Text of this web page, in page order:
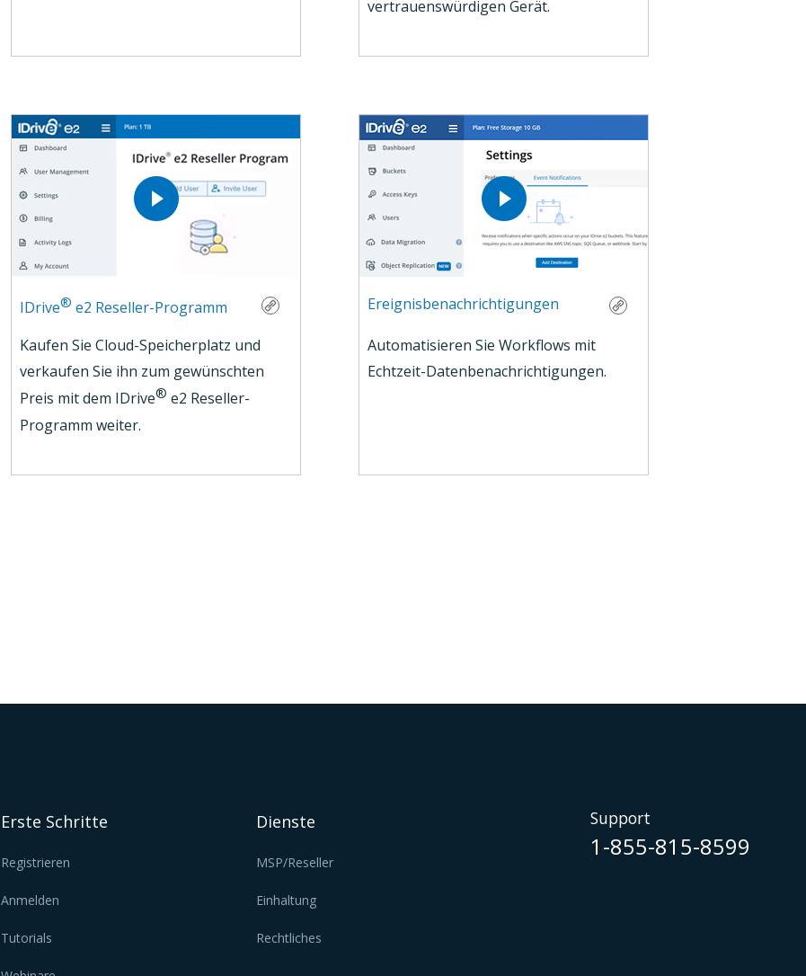
vertrauenswürdigen Gerät.
IDrive® e2 Reseller-Programm
Kaufen Sie Cloud-Speicherplatz und
verkaufen Sie ihn zum gewünschten
Preis mit dem IDrive® e2 Reseller-
Programm weiter.
Ereignisbenachrichtigungen
Automatisieren Sie Workflows mit
Echtzeit-Datenbenachrichtigungen.
Erste Schritte
Registrieren
Anmelden
Tutorials
Dienste
MSP/Reseller
Einhaltung
Rechtliches
Support
1-855-815-8599